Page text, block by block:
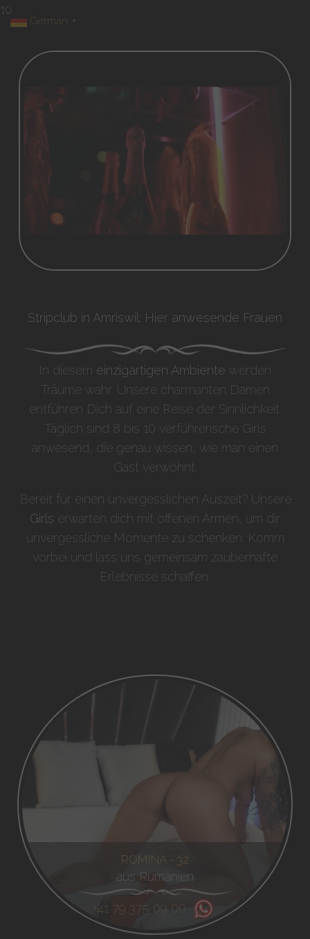
10
Stripclub in Amriswil: Hier anwesende Frauen
In diesem einzigartigen Ambiente werden
Träume wahr. Unsere charmanten Damen
entführen Dich auf eine Reise der Sinnlichkeit.
Täglich sind 8 bis 10 verführerische Girls
anwesend, die genau wissen, wie man einen
Gast verwöhnt.
Bereit für einen unvergesslichen Auszeit? Unsere
Girls erwarten dich mit offenen Armen, um dir
unvergessliche Momente zu schenken. Komm
vorbei und lass uns gemeinsam zauberhafte
Erlebnisse schaffen.
ROMINA - 32
aus Rumänien
+41 79 375 09 00
German